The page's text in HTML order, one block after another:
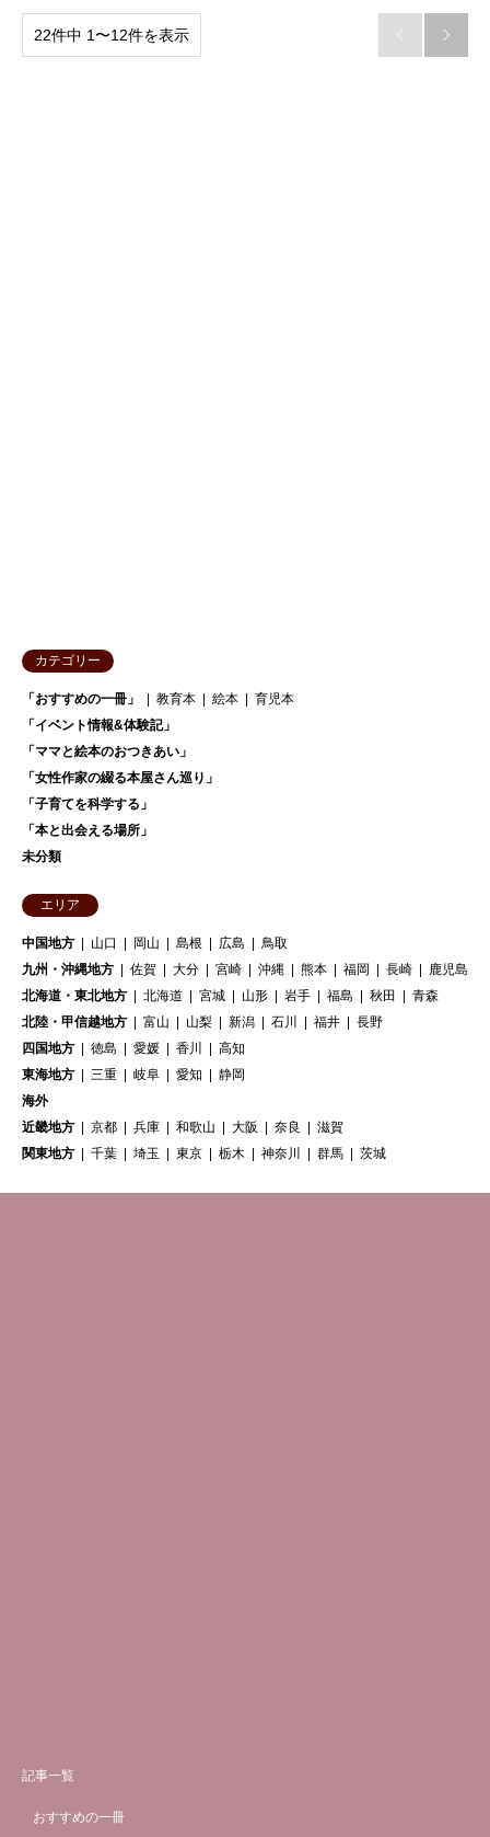
22件中 1〜12件を表示  
カテゴリー
「おすすめの一冊」 教育本 絵本
育児本
「イベント情報&体験記」
「ママと絵本のおつきあい」
「女性作家の綴る本屋さん巡り」
「子育てを科学する」
「本と出会える場所」
未分類
エリア
中国地方 山口 岡山 島根 広島
鳥取
九州・沖縄地方
佐賀 大分 宮崎 沖縄 熊本 福岡 長崎
鹿児島
北海道・東北地方
北海道 宮城 山形 岩手 福島 秋田
青森
北陸・甲信越地方
富山 山梨 新潟 石川 福井
長野
四国地方
徳島 愛媛 香川
高知
東海地方
三重 岐阜 愛知
静岡
海外
近畿地方
京都 兵庫 和歌山 大阪 奈良
滋賀
関東地方
千葉 埼玉 東京 栃木 神奈川 群馬 茨城
記事一覧
おすすめの一冊